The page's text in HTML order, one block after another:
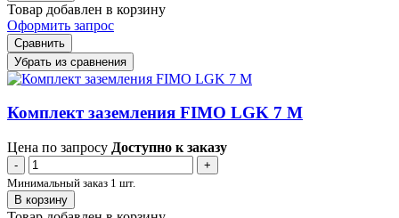
Товар добавлен в корзину
Оформить запрос
Сравнить
Убрать из сравнения
Комплект заземления FIMO LGK 7 M
Цена по запросу Доступно к заказу
-
+
Минимальный заказ 1 шт.
В корзину